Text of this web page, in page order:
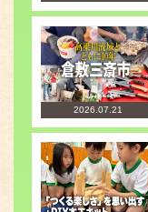
2026.07.21